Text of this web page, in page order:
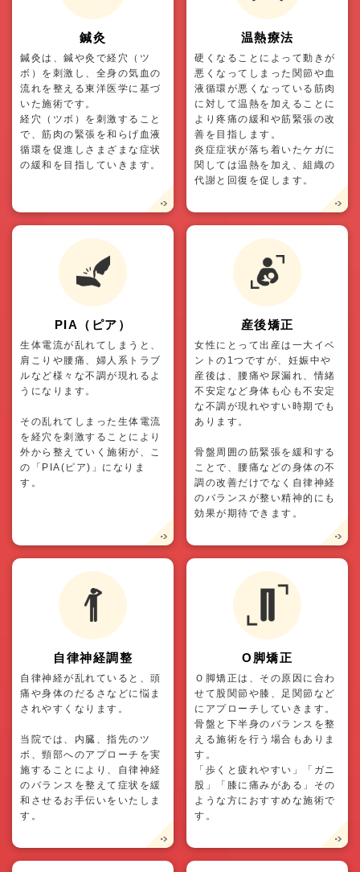
鍼灸
鍼灸は、鍼や灸で経穴（ツ
ボ）を刺激し、全身の気血の
流れを整える東洋医学に基づ
いた施術です。
経穴（ツボ）を刺激すること
で、筋肉の緊張を和らげ血液
循環を促進しさまざまな症状
の緩和を目指していきます。
温熱療法
硬くなることによって動きが
悪くなってしまった関節や血
液循環が悪くなっている筋肉
に対して温熱を加えることに
より疼痛の緩和や筋緊張の改
善を目指します。
炎症症状が落ち着いたケガに
関しては温熱を加え、組織の
代謝と回復を促します。
PIA（ピア）
生体電流が乱れてしまうと、
肩こりや腰痛、婦人系トラブ
ルなど様々な不調が現れるよ
うになります。
その乱れてしまった生体電流
を経穴を刺激することにより
外から整えていく施術が、こ
の「PIA(ピア)」になりま
す。
産後矯正
女性にとって出産は一大イベ
ントの1つですが、妊娠中や
産後は、腰痛や尿漏れ、情緒
不安定など身体も心も不安定
な不調が現れやすい時期でも
あります。
骨盤周囲の筋緊張を緩和する
ことで、腰痛などの身体の不
調の改善だけでなく自律神経
のバランスが整い精神的にも
効果が期待できます。
自律神経調整
自律神経が乱れていると、頭
痛や身体のだるさなどに悩ま
されやすくなります。
当院では、内臓、指先のツ
ボ、頸部へのアプローチを実
施することにより、自律神経
のバランスを整えて症状を緩
和させるお手伝いをいたしま
す。
O脚矯正
Ｏ脚矯正は、その原因に合わ
せて股関節や膝、足関節など
にアプローチしていきます。
骨盤と下半身のバランスを整
える施術を行う場合もありま
す。
「歩くと疲れやすい」「ガニ
股」「膝に痛みがある」その
ような方におすすめな施術で
す。